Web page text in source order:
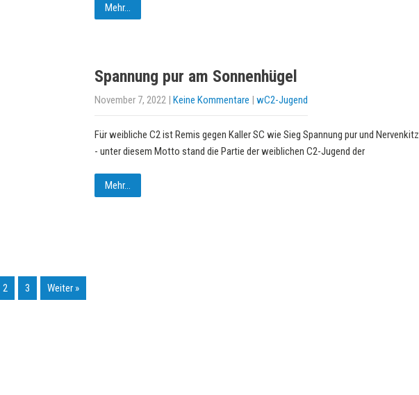
Mehr...
Spannung pur am Sonnenhügel
November 7, 2022| Keine Kommentare | wC2-Jugend
Für weibliche C2 ist Remis gegen Kaller SC wie Sieg Spannung pur und
- unter diesem Motto stand die Partie der weiblichen C2-Jugend der
Mehr...
2 3 Weiter »